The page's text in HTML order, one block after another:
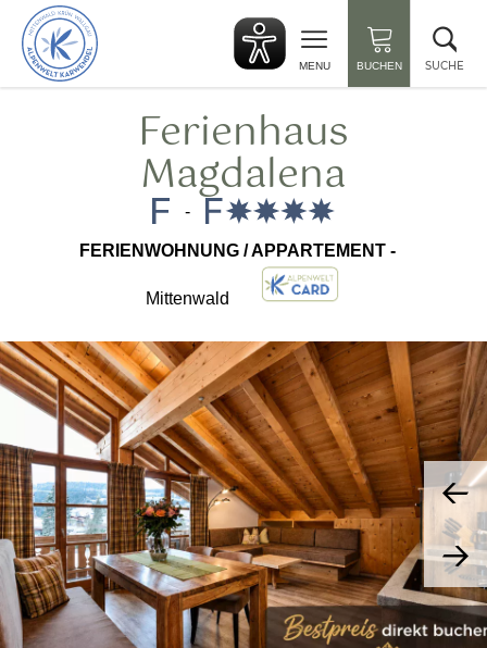
zurück
zur
Startseite
MENU BUCHEN SUCHE
Ferienhaus
Magdalena
-
FERIENWOHNUNG / APPARTEMENT -
Mittenwald